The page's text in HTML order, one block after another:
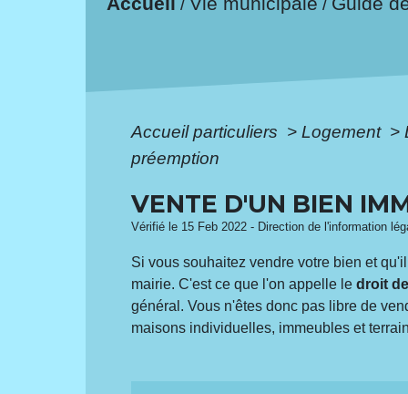
/ /
Accueil particuliers > Logement >
préemption
VENTE D'UN BIEN
Vérifié le 15 Feb 2022 - Direction de l'information
Si vous souhaitez vendre votre bien et
mairie. C'est ce que l'on appelle ledroit
général. Vous n'êtes donc pas libre de
maisons individuelles, immeubles et